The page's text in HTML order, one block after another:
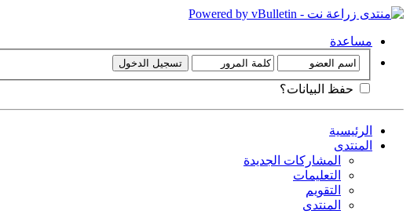
مساعدة
حفظ البيانات؟
الرئيسية
المنتدى
المشاركات الجديدة
التعليمات
التقويم
المنتدى